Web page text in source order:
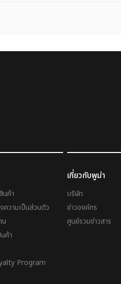
นค้า
ความเป็นส่วนตัว
น
ค้า
Program
เกี่ยวกับพูม่า
บริษัท
ข่าวองค์กร
ศูนย์รวมข่าวสาร